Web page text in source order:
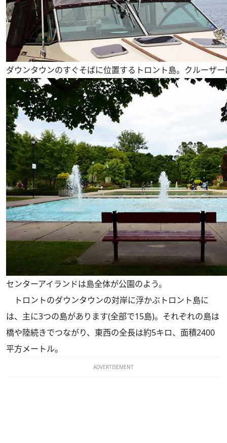
ダウンタウンのすぐそばに位置するトロント島。クルーザ
センターアイランドは島全体が公園のよう。
トロントのダウンタウンの対岸に浮かぶトロント島に
は、主に3つの島があります(全部で15島)。それぞれの島は
橋や陸続きでつながり、東西の全長は約5キロ、面積2400
平方メートル。
ADVERTISEMENT